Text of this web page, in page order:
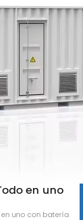
en uno
en uno con batería